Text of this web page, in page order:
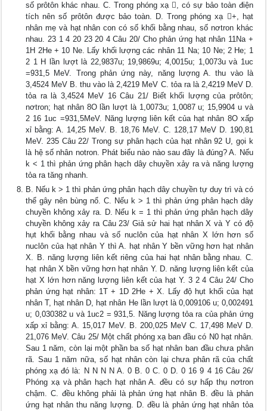
số prôtôn khác nhau. C. Trong phóng xạ , có sự bảo toàn điện
tích nên số prôtôn được bảo toàn. D. Trong phóng xạ +, hạt
nhân mẹ và hạt nhân con có số khối bằng nhau, số nơtron khác
nhau. 23 1 4 20 23 20 4 Câu 20/ Cho phản ứng hạt nhân 11Na +
1H 2He + 10 Ne. Lấy khối lượng các nhân 11 Na; 10 Ne; 2 He; 1
2 1 H lần lượt là 22,9837u; 19,9869u; 4,0015u; 1,0073u và 1uc
=931,5 MeV. Trong phản ứng này, năng lượng A. thu vào là
3,4524 MeV B. thu vào là 2,4219 MeV C. tỏa ra là 2,4219 MeV D.
tỏa ra là 3,4524 MeV 16 Câu 21/ Biết khối lượng của prôtôn;
nơtron; hạt nhân 8O lần lượt là 1,0073u; 1,0087 u; 15,9904 u và
2 16 1uc =931,5MeV. Năng lượng liên kết của hạt nhân 8O xấp
xỉ bằng: A. 14,25 MeV. B. 18,76 MeV. C. 128,17 MeV D. 190,81
MeV. 235 Câu 22/ Trong sự phân hạch của hạt nhân 92 U, gọi k
là hệ số nhân notron. Phát biểu nào nào sau đây là đúng? A. Nếu
k < 1 thì phản ứng phân hạch dây chuyền xảy ra và năng lượng
tỏa ra tăng nhanh.
B. Nếu k > 1 thì phản ứng phân hạch dây chuyền tự duy trì và có
thể gây nên bùng nổ. C. Nếu k > 1 thì phản ứng phân hạch dây
chuyền không xảy ra. D. Nếu k = 1 thì phản ứng phân hạch dây
chuyền không xảy ra Câu 23/ Giả sử hai hạt nhân X và Y có độ
hụt khối bằng nhau và số nuclôn của hạt nhân X lớn hơn số
nuclôn của hạt nhân Y thì A. hạt nhân Y bền vững hơn hạt nhân
X. B. năng lượng liên kết riêng của hai hạt nhân bằng nhau. C.
hạt nhân X bền vững hơn hạt nhân Y. D. năng lượng liên kết của
hạt X lớn hơn năng lượng liên kết của hạt Y. 3 2 4 Câu 24/ Cho
phản ứng hạt nhân: 1T + 1D 2He + X. Lấy độ hụt khối của hạt
nhân T, hạt nhân D, hạt nhân He lần lượt là 0,009106 u; 0,002491
u; 0,030382 u và 1uc2 = 931,5. Năng lượng tỏa ra của phản ứng
xấp xỉ bằng: A. 15,017 MeV. B. 200,025 MeV C. 17,498 MeV D.
21,076 MeV. Câu 25/ Một chất phóng xạ ban đầu có N0 hạt nhân.
Sau 1 năm, còn lại một phần ba số hạt nhân ban đầu chưa phân
rã. Sau 1 năm nữa, số hạt nhân còn lại chưa phân rã của chất
phóng xạ đó là: N N N N A. 0 B. 0 C. 0 D. 0 16 9 4 16 Câu 26/
Phóng xạ và phân hạch hạt nhân A. đều có sự hấp thụ nơtron
chậm. C. đều không phải là phản ứng hạt nhân B. đều là phản
ứng hạt nhân thu năng lượng. D. đều là phản ứng hạt nhân tỏa